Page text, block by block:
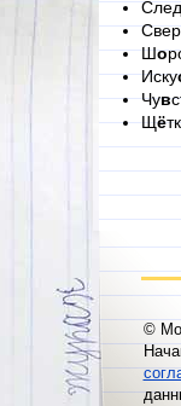
След
Шо
Иску
Чув
Щё
©